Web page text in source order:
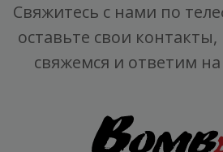
Свяжитесь с нами по
оставьте свои
свяжемся и ответим